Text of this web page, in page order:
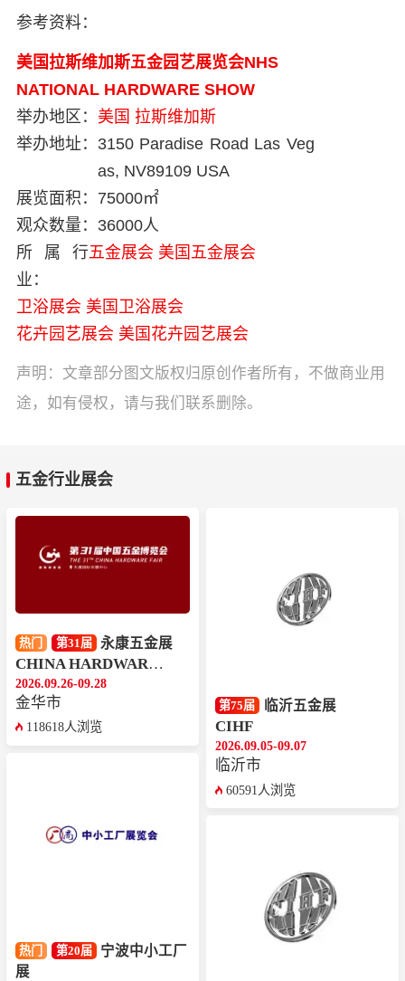
参考资料：
美国拉斯维加斯五金园艺展览会NHS
NATIONAL HARDWARE SHOW
举办地区： 美国 拉斯维加斯
举办地址： 3150 Paradise Road Las Veg
as, NV89109 USA
展览面积： 75000㎡
观众数量： 36000人
所属行
业：
五金展会 美国五金展会
卫浴展会 美国卫浴展会
花卉园艺展会 美国花卉园艺展会
声明：文章部分图文版权归原创作者所有，不做商业用
途，如有侵权，请与我们联系删除。
五金行业展会
热门 第31届 永康五金展
CHINA HARDWARE FAIR
2026.09.26-09.28
金华市
118618人浏览
热门 第20届
宁波中小工厂
展
第75届 临沂五金展
CIHF
2026.09.05-09.07
临沂市
60591人浏览